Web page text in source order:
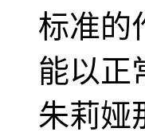
标准的
能以正
朱莉娅